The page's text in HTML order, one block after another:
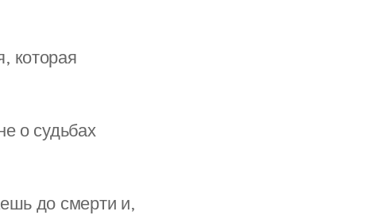
которая
о судьбах
до смерти и,